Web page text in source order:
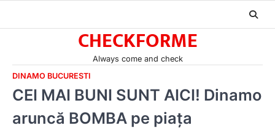
CHECKFORME
Always come and check
DINAMO BUCURESTI
CEI MAI BUNI SUNT AICI! Dinamo
aruncă BOMBA pe piața